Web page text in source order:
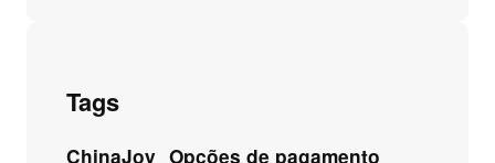
Tags
ChinaJoy Opções de pagamento